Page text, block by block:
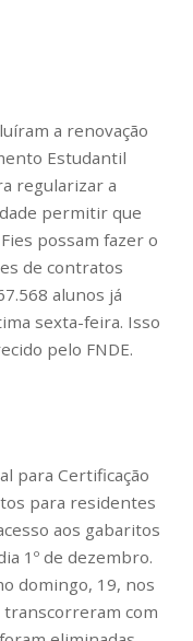
a renovação
Estudantil
regularizar a
permitir que
possam fazer o
de contratos
alunos já
sexta-feira. Isso
pelo FNDE.
para Certificação
para residentes
aos gabaritos
1º de dezembro.
domingo, 19, nos
com